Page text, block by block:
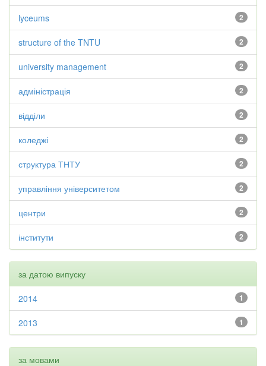
2
lyceums
2
structure of the TNTU
2
university management
2
адміністрація
2
відділи
2
коледжі
2
структура ТНТУ
2
управління університетом
2
центри
2
інститути
за датою випуску
1
2014
1
2013
за мовами